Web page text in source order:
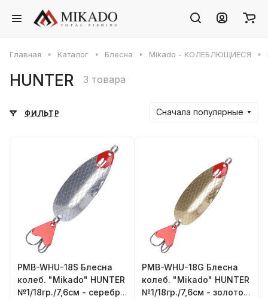
Главная Каталог Блесна Mikado - КОЛЕБЛЮЩИЕСЯ
HUNTER 3 товара
ФИЛЬТР Сначала популярные
PMB-WHU-18S Блесна
колеб. "Mikado" HUNTER
№1/18гр./7,6см - серебро
PMB-WHU-18G Блесна
колеб. "Mikado" HUNTER
№1/18гр./7,6см - золото